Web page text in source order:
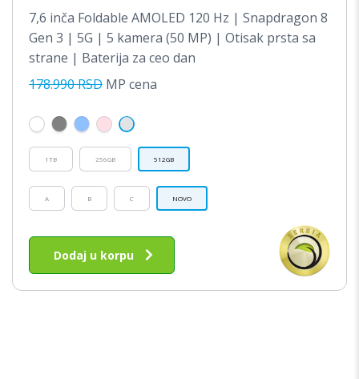
OD 5
CENA
JE
7,6 inča Foldable AMOLED 120 Hz | Snapdragon 8
Gen 3 | 5G | 5 kamera (50 MP) | Otisak prsta sa
strane | Baterija za ceo dan
178.990 RSD MP cena
1TB 256GB 512GB
A B C NOVO
Dodaj u korpu
ima
više